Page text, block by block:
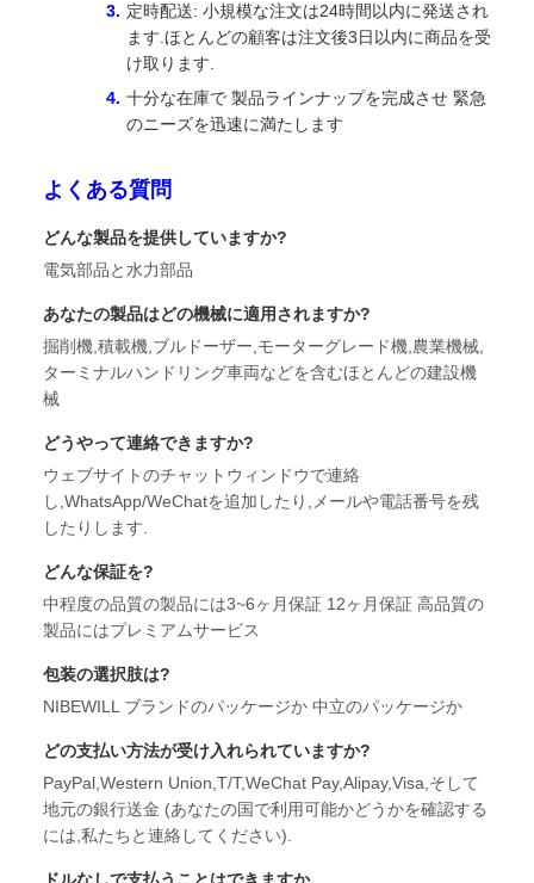
定時配送: 小規模な注文は24時間以内に発送され
ます.ほとんどの顧客は注文後3日以内に商品を受
け取ります.
十分な在庫で 製品ラインナップを完成させ 緊急
のニーズを迅速に満たします
よくある質問
どんな製品を提供していますか?
電気部品と水力部品
あなたの製品はどの機械に適用されますか?
掘削機,積載機,ブルドーザー,モーターグレード機,農業機械,
ターミナルハンドリング車両などを含むほとんどの建設機
械
どうやって連絡できますか?
ウェブサイトのチャットウィンドウで連絡
し,WhatsApp/WeChatを追加したり,メールや電話番号を残
したりします.
どんな保証を?
中程度の品質の製品には3~6ヶ月保証 12ヶ月保証 高品質の
製品にはプレミアムサービス
包装の選択肢は?
NIBEWILL ブランドのパッケージか 中立のパッケージか
どの支払い方法が受け入れられていますか?
PayPal,Western Union,T/T,WeChat Pay,Alipay,Visa,そして
地元の銀行送金 (あなたの国で利用可能かどうかを確認する
には,私たちと連絡してください).